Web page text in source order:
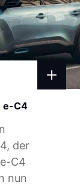
e-C4
der
C4
nun